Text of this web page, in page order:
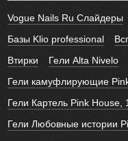
Vogue Nails Ru Слайдеры
Базы Klio professional
Втирки
Гели Alta Nivelo
Гели камуфлирующие
Гели Картель Pink House,
Гели Любовные истории